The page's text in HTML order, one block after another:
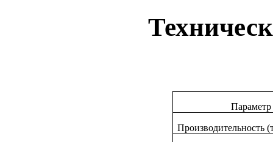
Параметр
Производительность